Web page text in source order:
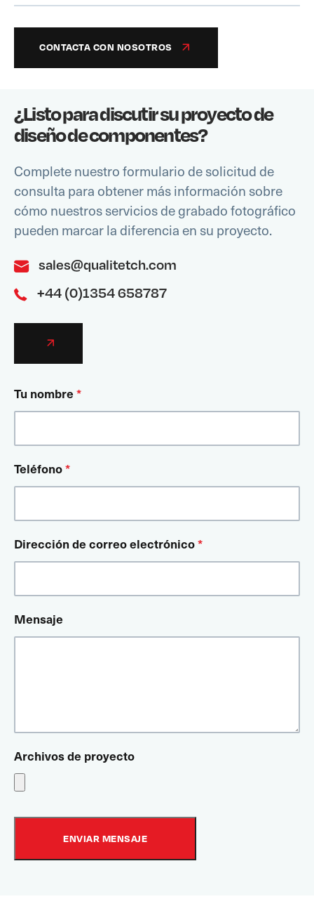
CONTACTA CON NOSOTROS
¿Listo para discutir su proyecto de
diseño de componentes?
Complete nuestro formulario de solicitud de
consulta para obtener más información sobre
cómo nuestros servicios de grabado fotográfico
pueden marcar la diferencia en su proyecto.
sales@qualitetch.com
+44 (0)1354 658787
Tu nombre*
Teléfono*
Dirección de correo electrónico*
Mensaje
Archivos de proyecto